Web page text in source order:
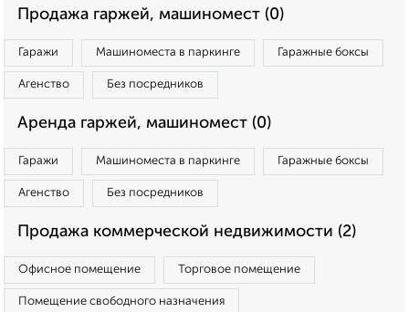
Продажа гаржей, машиномест (0)
Гаражи Машиноместа в паркинге Гаражные боксы
Агенство Без посредников
Аренда гаржей, машиномест (0)
Гаражи Машиноместа в паркинге Гаражные боксы
Агенство Без посредников
Продажа коммерческой недвижимости (2)
Офисное помещение Торговое помещение
Помещение свободного назначения